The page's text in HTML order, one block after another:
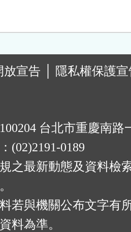
放宣告
隱私權保護
台北市重慶南路
0189
之最新動態及資料檢
若與機關公布文字有
料為準。